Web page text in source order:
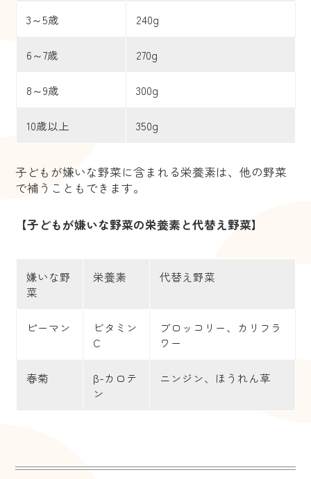
3～5歳 240g
6～7歳 270g
8～9歳 300g
10歳以上 350g
子どもが嫌いな野菜に含まれる栄養素は、他の野菜
で補うこともできます。
【子どもが嫌いな野菜の栄養素と代替え野菜】
嫌いな野
菜
栄養素 代替え野菜
ピーマン
ビタミン
C
ブロッコリー、カリフラ
ワー
春菊
β-カロテ
ン
ニンジン、ほうれん草